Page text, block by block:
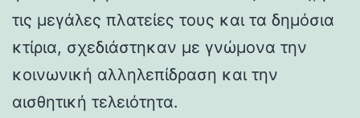
τις μεγάλες πλατείες τους και τα δημόσια
κτίρια, σχεδιάστηκαν με γνώμονα την
κοινωνική αλληλεπίδραση και την
αισθητική τελειότητα.